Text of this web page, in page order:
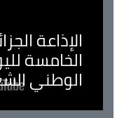
الإذاعة
الخامسة
الوطني